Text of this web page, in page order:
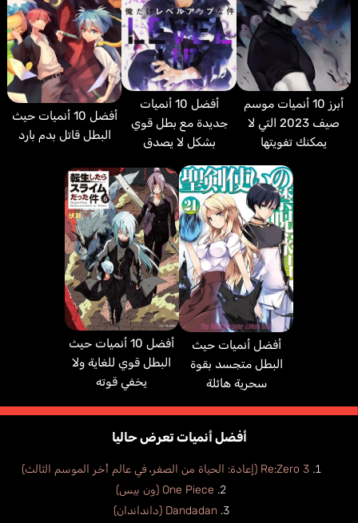
Fajardo Ricco
Guarnieri Caio
برتغالي
Torres José Ángel
إسباني
Bagwa Freid
Konishi Katsuyuki
Canales Henrique
أبرز 10 أنميات موسم
صيف 2023 التي لا
يمكنك تفويتها
أفضل 10 أنميات
جديدة مع بطل قوي
بشكل لا يصدق
أفضل 10 أنميات حيث
البطل قاتل بدم بارد
أفضل أنميات حيث
البطل متجسد بقوة
سحرية هائلة
أفضل 10 أنميات حيث
البطل قوي للغاية ولا
يخفي قوته
أفضل أنميات تعرض حاليا
Re:Zero 3 (إعادة: الحياة من الصفر، في عالم أخر الموسم الثالث)
One Piece (ون بيس)
Dandadan (دانداندان)